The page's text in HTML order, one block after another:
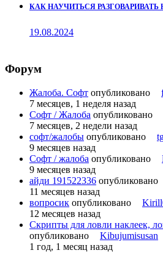
КАК НАУЧИТЬСЯ
19.08.2024
Форум
Жалоба. Софт опубликовано
7 месяцев, 1 неделя назад
Софт / Жалоба опубликовано
7 месяцев, 2 недели назад
софт/жалобы опубликовано
9 месяцев назад
Софт / жалоба опубликовано
9 месяцев назад
айди 191522336 опубликовано
11 месяцев назад
вопросик опубликовано
12 месяцев назад
Скрипты для ловли наклеек,
опубликовано
Kibujumisusan
1 год, 1 месяц назад